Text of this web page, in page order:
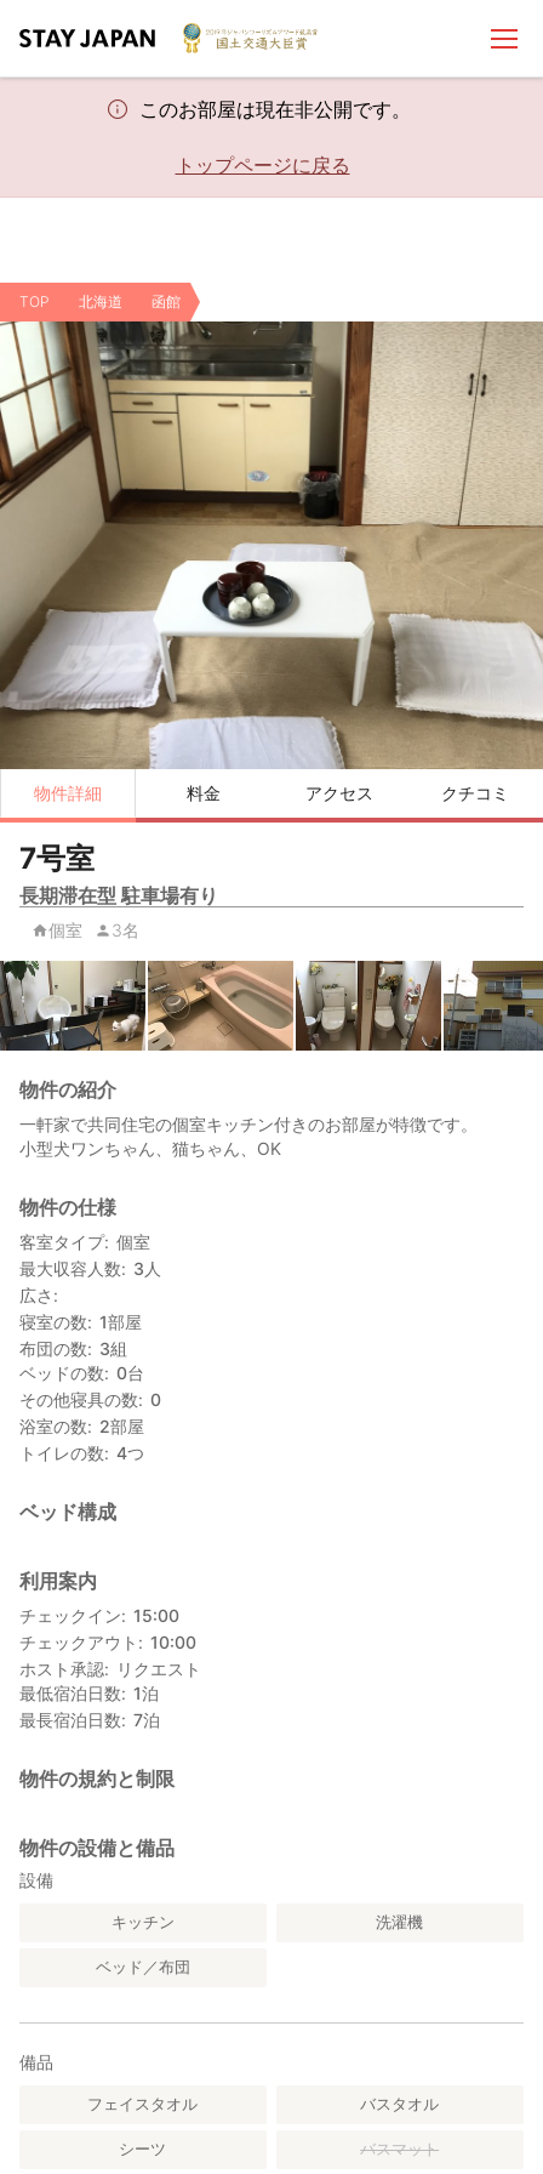
このお部屋は現在非公開です。
トップページに戻る
TOP 北海道 函館
物件詳細 料金 アクセス クチコミ
7号室
長期滞在型 駐車場有り
個室 3名
物件の紹介
一軒家で共同住宅の個室キッチン付きのお部屋が特徴です。
小型犬ワンちゃん、猫ちゃん、OK
物件の仕様
客室タイプ 個室
最大収容人数
3 人
広さ
寝室の数
1部屋
布団の数
3組
ベッドの数
0台
その他寝具の数
0
浴室の数
2部屋
トイレの数
4つ
ベッド構成
利用案内
チェックイン
15:00
チェックアウト
10:00
ホスト承認
リクエスト
最低宿泊日数
1泊
最長宿泊日数
7泊
物件の規約と制限
物件の設備と備品
設備
キッチン 洗濯機
ベッド／布団
備品
フェイスタオル バスタオル
シーツ バスマット